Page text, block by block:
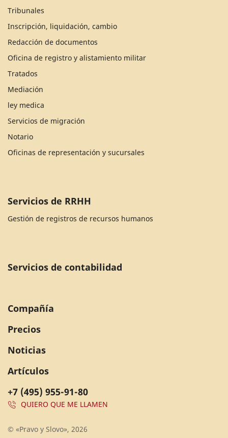
Tribunales
Inscripción, liquidación, cambio
Redacción de documentos
Oficina de registro y alistamiento militar
Tratados
Mediación
ley medica
Servicios de migración
Notario
Oficinas de representación y sucursales
Servicios de RRHH
Gestión de registros de recursos humanos
Servicios de contabilidad
+7 (495) 955-91-80
QUIERO QUE ME LLAMEN
Compañía
Precios
Noticias
Artículos
© «Pravo y Slovo», 2026